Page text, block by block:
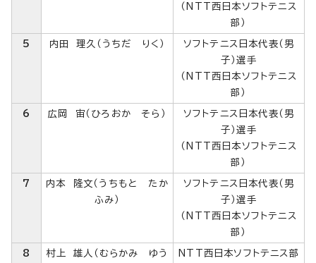
（NTT西日本ソフトテニス
部）
5 内田 理久（うちだ りく）
ソフトテニス日本代表（男
子）選手
（NTT西日本ソフトテニス
部）
6 広岡 宙（ひろおか そら）
ソフトテニス日本代表（男
子）選手
（NTT西日本ソフトテニス
部）
7
内本 隆文（うちもと たか
ふみ）
ソフトテニス日本代表（男
子）選手
（NTT西日本ソフトテニス
部）
8
村上 雄人（むらかみ ゆう
NTT西日本ソフトテニス部